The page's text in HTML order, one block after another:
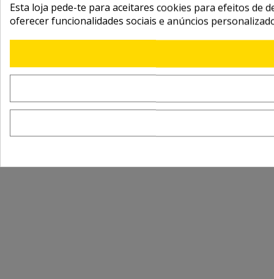
Esta loja pede-te para aceitares cookies para efeitos de
oferecer funcionalidades sociais e anúncios